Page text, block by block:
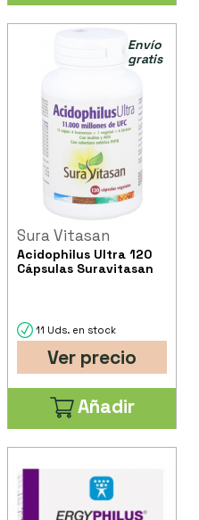
Sura Vitasan
Acidophilus Ultra 120
Cápsulas Suravitasan
Envío
gratis
11 Uds. en stock
Ver precio
Añadir